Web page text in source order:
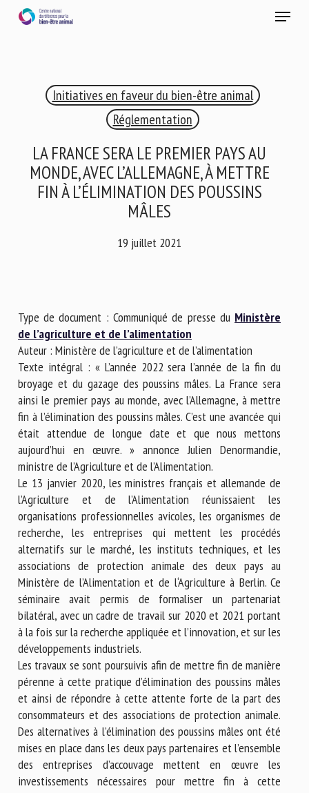
Menu
Initiatives en faveur du bien-être animal
Réglementation
LA FRANCE SERA LE PREMIER PAYS AU
MONDE, AVEC L’ALLEMAGNE, À METTRE
FIN À L’ÉLIMINATION DES POUSSINS
MÂLES
19 juillet 2021
Type de document : Communiqué de presse du Ministère
de l’agriculture et de l’alimentation
Auteur : Ministère de l’agriculture et de l’alimentation
Texte intégral : « L’année 2022 sera l’année de la fin du
broyage et du gazage des poussins mâles. La France sera
ainsi le premier pays au monde, avec l’Allemagne, à mettre
fin à l’élimination des poussins mâles. C’est une avancée qui
était attendue de longue date et que nous mettons
aujourd’hui en œuvre. » annonce Julien Denormandie,
ministre de l’Agriculture et de l’Alimentation.
Le 13 janvier 2020, les ministres français et allemande de
l’Agriculture et de l’Alimentation réunissaient les
organisations professionnelles avicoles, les organismes de
recherche, les entreprises qui mettent les procédés
alternatifs sur le marché, les instituts techniques, et les
associations de protection animale des deux pays au
Ministère de l’Alimentation et de l‘Agriculture à Berlin. Ce
séminaire avait permis de formaliser un partenariat
bilatéral, avec un cadre de travail sur 2020 et 2021 portant
à la fois sur la recherche appliquée et l’innovation, et sur les
développements industriels.
Les travaux se sont poursuivis afin de mettre fin de manière
pérenne à cette pratique d’élimination des poussins mâles
et ainsi de répondre à cette attente forte de la part des
consommateurs et des associations de protection animale.
Des alternatives à l’élimination des poussins mâles ont été
mises en place dans les deux pays partenaires et l’ensemble
des entreprises d’accouvage mettent en œuvre les
investissements nécessaires pour mettre fin à cette
RECEVEZ CHAQUE MOIS GRATUITEMENT
LES DERNIÈRES ACTUALITÉS SUR LE BIEN-ÊTRE
ANIMAL
Select language
Nom *
Prénom *
Organisme *
E-mail *
En soumettant ce formulaire, j'accepte que les
informations saisies soient utilisées dans le cadre de la
relation avec le CNR BEA. *
Les champs suivis de * sont obligatoires